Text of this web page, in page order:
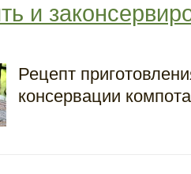
и
Рецепт
консервации